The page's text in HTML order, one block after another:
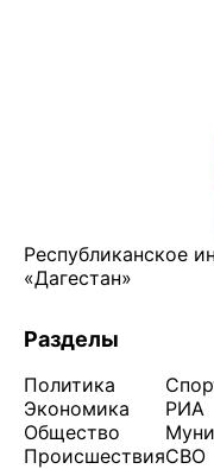
Республиканское
«Дагестан»
Разделы
Политика
Экономика
Общество
Происшествия
РИА
СВО